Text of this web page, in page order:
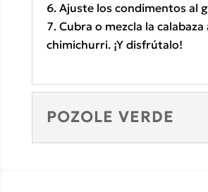
Ajuste los condimentos al
Cubra o mezcla la calabaza
chimichurri. ¡Y disfrútalo!
POZOLE VERDE